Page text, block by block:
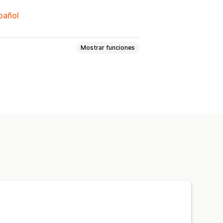
Mostrar funciones